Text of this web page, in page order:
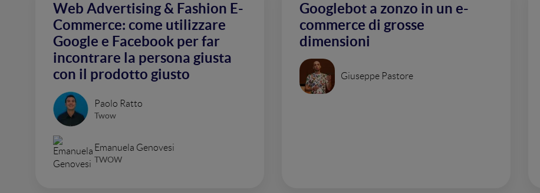
Web Advertising & Fashion E-
Commerce: come utilizzare
Google e Facebook per far
incontrare la persona giusta
con il prodotto giusto
Paolo Ratto
Twow
Emanuela Genovesi
TWOW
Googlebot a zonzo in un e-
commerce di grosse
dimensioni
Giuseppe Pastore